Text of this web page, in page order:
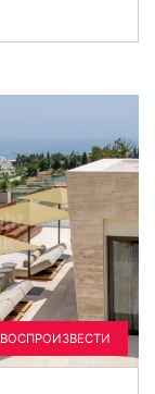
ВОСПРОИЗВЕСТИ